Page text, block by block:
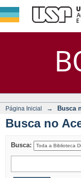
Página Inicial → Busca
Busca no
Busca: